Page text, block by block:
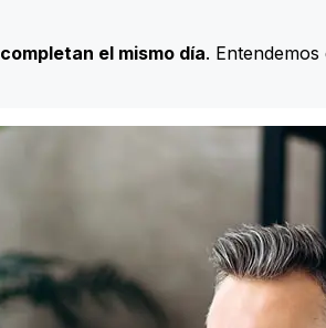
completan el mismo día.